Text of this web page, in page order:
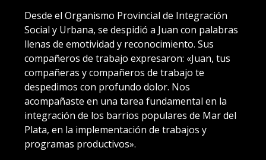
Desde el Organismo Provincial de Integración
Social y Urbana, se despidió a Juan con palabras
llenas de emotividad y reconocimiento. Sus
compañeros de trabajo expresaron: «Juan, tus
compañeras y compañeros de trabajo te
despedimos con profundo dolor. Nos
acompañaste en una tarea fundamental en la
integración de los barrios populares de Mar del
Plata, en la implementación de trabajos y
programas productivos».